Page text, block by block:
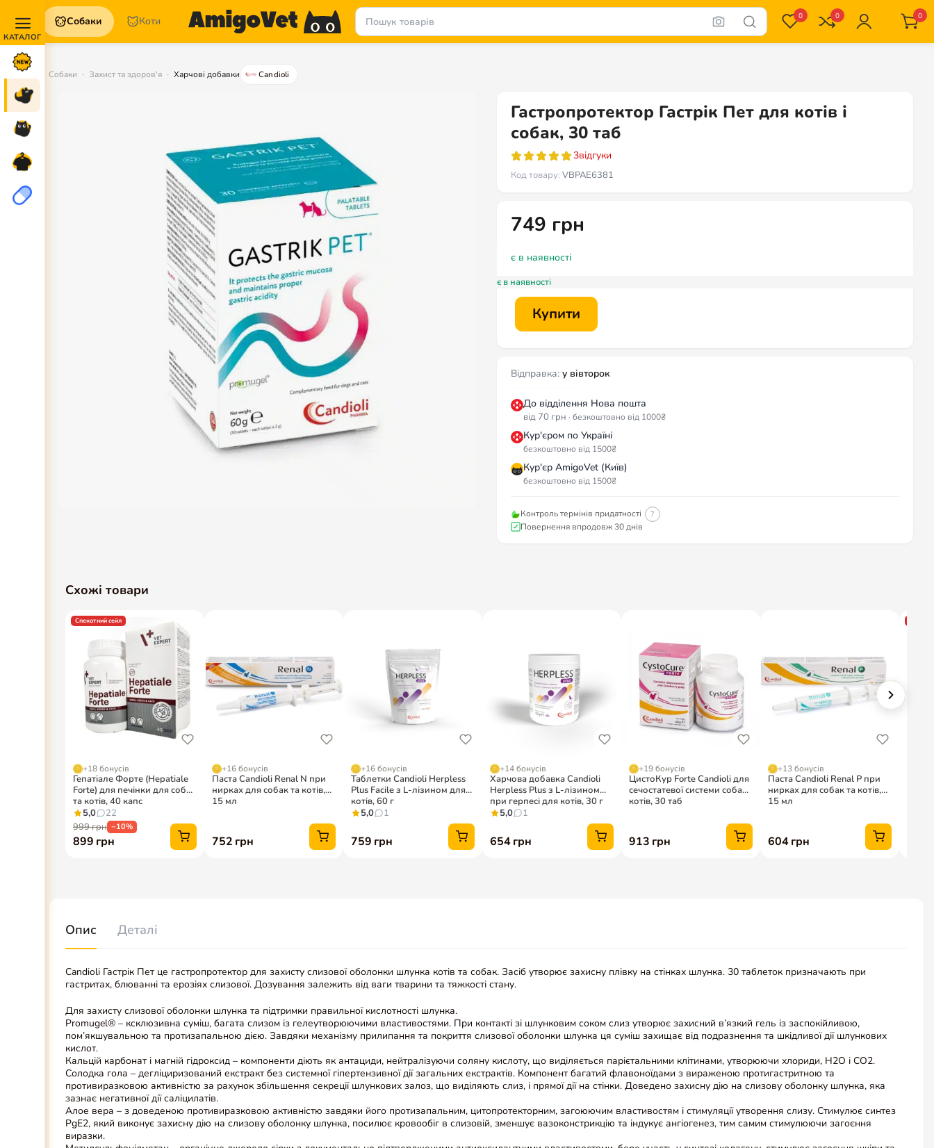
Собаки Коти 0 0 0
Собаки Захист та здоров'я Харчові добавки Candioli
Гастропротектор Гастрік Пет для котів і
собак, 30 таб
3відгуки
Код товару: VBPAE6381
749 грн
є в наявності
є в наявності
Купити
Відправка: у вівторок
До відділення Нова пошта
від 70 грн · безкоштовно від 1000₴
Кур'єром по Україні
безкоштовно від 1500₴
Кур'єр AmigoVet (Київ)
безкоштовно від 1500₴
Контроль термінів придатності ?
Повернення впродовж 30 днів
Схожі товари
Опис Деталі
Candioli Гастрік Пет це гастропротектор для захисту слизової оболонки шлунка котів та собак. Засіб утворює захисну плівку на стінках шлунка. 30 таблеток призначають при
гастритах, блюванні та ерозіях слизової. Дозування залежить від ваги тварини та тяжкості стану.
Для захисту слизової оболонки шлунка та підтримки правильної кислотності шлунка.
Promugel® – ксклюзивна суміш, багата слизом із гелеутворюючими властивостями. При контакті зі шлунковим соком слиз утворює захисний в’язкий гель із заспокійливою,
пом’якшувальною та протизапальною дією. Завдяки механізму прилипання та покриття слизової оболонки шлунка ця суміш захищає від подразнення та шкідливої дії шлункових
кислот.
Кальцій карбонат і магній гідроксид – компоненти діють як антациди, нейтралізуючи соляну кислоту, що виділяється парієтальними клітинами, утворюючи хлориди, H2O і CO2.
Солодка гола – дегліциризований екстракт без системної гіпертензивної дії загальних екстрактів. Компонент багатий флавоноїдами з вираженою протигастритною та
противиразковою активністю за рахунок збільшення секреції шлункових залоз, що виділяють слиз, і прямої дії на стінки. Доведено захисну дію на слизову оболонку шлунка, яка
зазнає негативної дії саліцилатів.
Алое вера – з доведеною противиразковою активністю завдяки його протизапальним, цитопротекторним, загоюючим властивостям і стимуляції утворення слизу. Стимулює синтез
PgE2, який виконує захисну дію на слизову оболонку шлунка, посилює кровообіг в слизовій, зменшує вазоконстрикцію та індукує ангіогенез, тим самим стимулюючи загоєння
виразки.
Новинки